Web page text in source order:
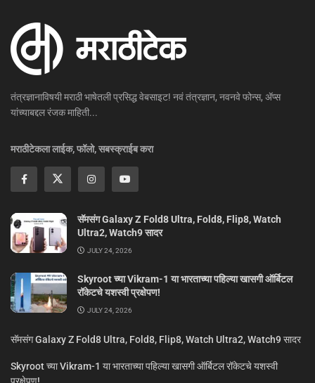
तंत्रज्ञानाविषयी मराठी भाषेतली प्रसिद्ध वेबसाइट! नवं तंत्रज्ञान, नवनवे फोन्स, ॲप्स
यांच्याबद्दल रंजक माहिती...
मराठीटेकला लाईक, फॉलो, सबस्क्राईब करा
सॅमसंग Galaxy Z Fold8 Ultra, Fold8, Flip8, Watch
Ultra2, Watch9 सादर
JULY 24, 2026
Skyroot च्या Vikram-1 या भारताच्या पहिल्या खासगी ऑर्बिटल
रॉकेटचे यशस्वी प्रक्षेपण!
JULY 24, 2026
सॅमसंग Galaxy Z Fold8 Ultra, Fold8, Flip8, Watch Ultra2, Watch9 सादर
Skyroot च्या Vikram-1 या भारताच्या पहिल्या खासगी ऑर्बिटल रॉकेटचे यशस्वी
प्रक्षेपण!